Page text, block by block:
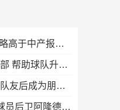
不尊重！Siegel：掘金仅给略高于中产报价 沃特森已一脚迈出大门
扎威：想为湖人球迷奉献全部 帮助球队升起第18面冠军旗帜
扎威：我和布朗尼在高中当队友后成为朋友 很兴奋能再次并肩作战
离开CBA！Haynes：自由球员后卫阿隆德斯·威廉姆斯签约奇才